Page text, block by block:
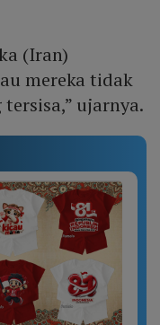
(Iran)
mereka tidak
ujarnya.